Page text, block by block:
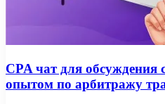
CPA чат для обсуждения
опытом по арбитражу